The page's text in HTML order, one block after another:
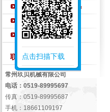
WINNER宁波永华产品
EMB液压管接头
盖茨GATES软管
联系我们 /Contact Us
常州玖贝机械有限公司
电话：0519-89995697
传真：0519-89995687
手机：18661109197
点击扫描下载